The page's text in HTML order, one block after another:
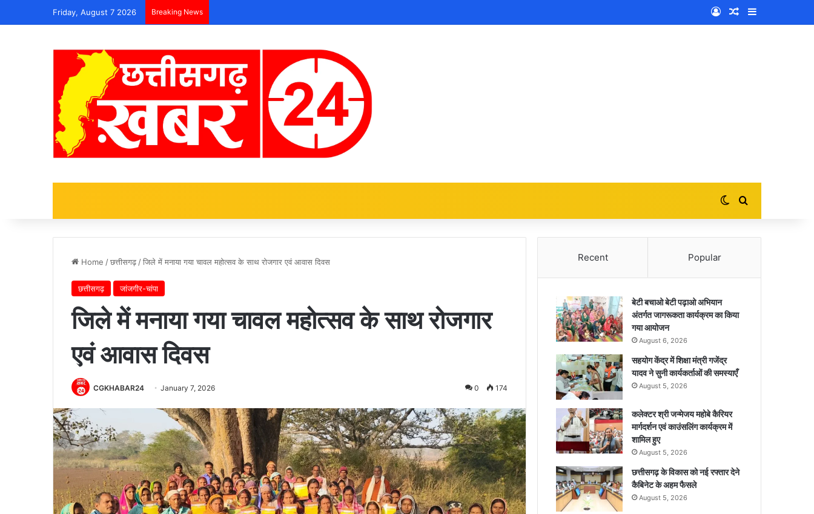
Friday, August 7 2026 Breaking News Log InRandom Article
Switch skin
Home /छत्तीसगढ़ /जिले में मनाया गया चावल महोत्सव के साथ रोजगार एवं आवास दिवस
छत्तीसगढ़ जांजगीर-चांपा
जिले में मनाया गया चावल महोत्सव के साथ रोजगार
एवं आवास दिवस
CGKHABAR24 January 7, 2026 0 174
Recent Popular
बेटी बचाओ बेटी पढ़ाओ अभियान
अंतर्गत जागरूकता कार्यक्रम का किया
गया आयोजन
August 6, 2026
सहयोग केंद्र में शिक्षा मंत्री गजेंद्र
यादव ने सुनी कार्यकर्ताओं की समस्याएँ
August 5, 2026
कलेक्टर श्री जन्मेजय महोबे कैरियर
मार्गदर्शन एवं काउंसलिंग कार्यक्रम में
शामिल हुए
August 5, 2026
छत्तीसगढ़ के विकास को नई रफ्तार देने
कैबिनेट के अहम फैसले
August 5, 2026